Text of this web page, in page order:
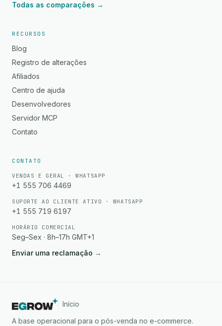
Todas as comparações →
RECURSOS
Blog
Registro de alterações
Afiliados
Centro de ajuda
Desenvolvedores
Servidor MCP
Contato
CONTATO
VENDAS E GERAL · WHATSAPP
+1 555 706 4469
SUPORTE AO CLIENTE ATIVO · WHATSAPP
+1 555 719 6197
HORÁRIO COMERCIAL
Seg–Sex · 8h–17h GMT+1
Enviar uma reclamação →
Início
A base operacional para o pós-venda no e-commerce.